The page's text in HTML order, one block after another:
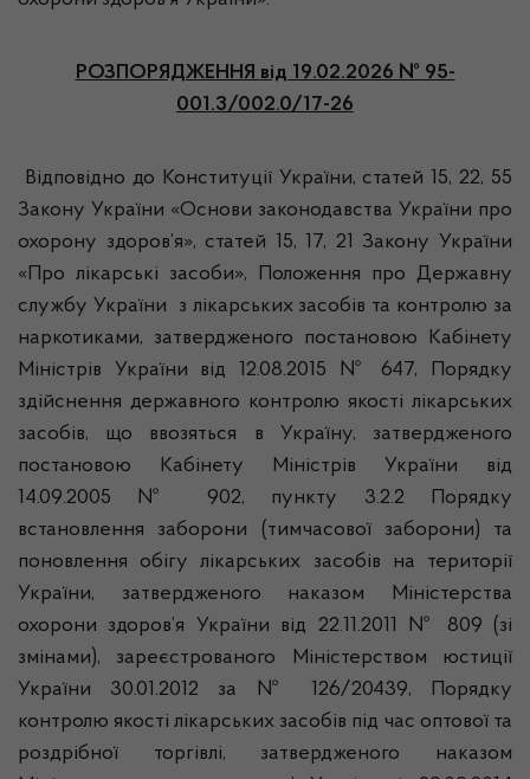
РОЗПОРЯДЖЕННЯ від 19.02.2026 № 95-
001.3/002.0/17-26
Відповідно до Конституції України, статей 15, 22, 55
Закону України «Основи законодавства України про
охорону здоров’я», статей 15, 17, 21 Закону України
«Про лікарські засоби», Положення про Державну
службу України з лікарських засобів та контролю за
наркотиками, затвердженого постановою Кабінету
Міністрів України від 12.08.2015 № 647, Порядку
здійснення державного контролю якості лікарських
засобів, що ввозяться в Україну, затвердженого
постановою Кабінету Міністрів України від
14.09.2005 № 902, пункту 3.2.2 Порядку
встановлення заборони (тимчасової заборони) та
поновлення обігу лікарських засобів на території
України, затвердженого наказом Міністерства
охорони здоров’я України від 22.11.2011 № 809 (зі
змінами), зареєстрованого Міністерством юстиції
України 30.01.2012 за № 126/20439, Порядку
контролю якості лікарських засобів під час оптової та
роздрібної торгівлі, затвердженого наказом